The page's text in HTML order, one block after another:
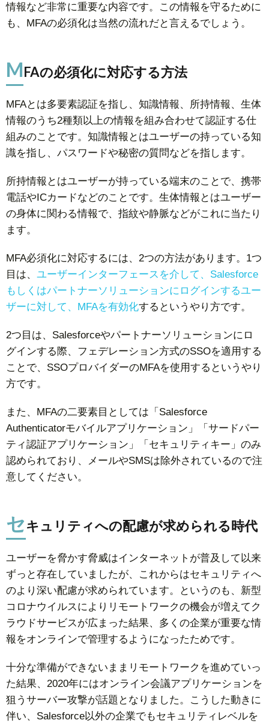
情報など非常に重要な内容です。この情報を守るために
も、MFAの必須化は当然の流れだと言えるでしょう。
MFAの必須化に対応する方法
MFAとは多要素認証を指し、知識情報、所持情報、生体
情報のうち2種類以上の情報を組み合わせて認証する仕
組みのことです。知識情報とはユーザーの持っている知
識を指し、パスワードや秘密の質問などを指します。
所持情報とはユーザーが持っている端末のことで、携帯
電話やICカードなどのことです。生体情報とはユーザー
の身体に関わる情報で、指紋や静脈などがこれに当たり
ます。
MFA必須化に対応するには、2つの方法があります。1つ
目は、 ユーザーインターフェースを介して、Salesforce
もしくはパートナーソリューションにログインするユー
ザーに対して、MFAを有効化するというやり方です。
2つ目は、Salesforceやパートナーソリューションにロ
グインする際、フェデレーション方式のSSOを適用する
ことで、SSOプロバイダーのMFAを使用するというやり
方です。
また、MFAの二要素目としては「Salesforce
Authenticatorモバイルアプリケーション」「サードパー
ティ認証アプリケーション」「セキュリティキー」のみ
認められており、メールやSMSは除外されているので注
意してください。
セキュリティへの配慮が求められる時代
ユーザーを脅かす脅威はインターネットが普及して以来
ずっと存在していましたが、これからはセキュリティへ
のより深い配慮が求められています。というのも、新型
コロナウイルスによりリモートワークの機会が増えてク
ラウドサービスが広まった結果、多くの企業が重要な情
報をオンラインで管理するようになったためです。
十分な準備ができないままリモートワークを進めていっ
た結果、2020年にはオンライン会議アプリケーションを
狙うサーバー攻撃が話題となりました。こうした動きに
伴い、Salesforce以外の企業でもセキュリティレベルを